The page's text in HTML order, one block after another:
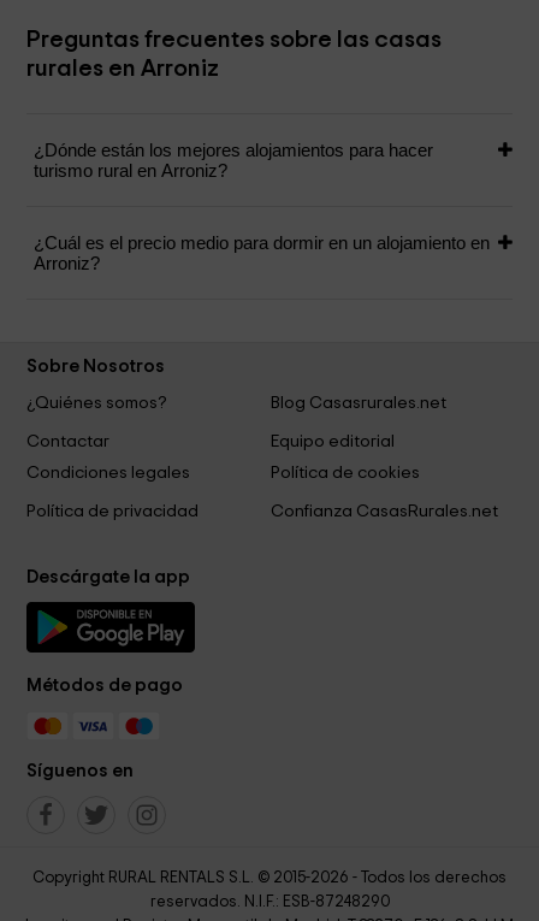
Preguntas frecuentes sobre las casas
rurales en Arroniz
¿Dónde están los mejores alojamientos para hacer
turismo rural en Arroniz?
¿Cuál es el precio medio para dormir en un alojamiento en
Arroniz?
Sobre Nosotros
¿Quiénes somos?
Blog Casasrurales.net
Contactar
Equipo editorial
Condiciones legales
Política de cookies
Política de privacidad Confianza CasasRurales.net
Descárgate la app
Métodos de pago
Síguenos en
Copyright RURAL RENTALS S.L. © 2015-2026 - Todos los derechos
reservados. N.I.F.: ESB-87248290